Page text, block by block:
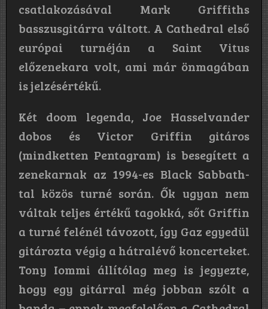
csatlakozásával Mark Griffiths
basszusgitárra váltott. A Cathedral első
európai turnéján a Saint Vitus
előzenekara volt, ami már önmagában
is jelzésértékű.
Két doom legenda, Joe Hasselvander
dobos és Victor Griffin gitáros
(mindketten Pentagram) is besegített a
zenekarnak az 1994-es Black Sabbath-
tal közös turné során. Ők ugyan nem
váltak teljes értékű tagokká, sőt Griffin
a turné felénél távozott, így Gaz egyedül
gitározta végig a hátralévő koncerteket.
Tony Iommi állítólag meg is jegyezte,
hogy egy gitárral még jobban szólt a